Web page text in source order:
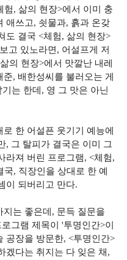
험, 삶의 현장>에서 이미 충
애쓰고, 쇳물과, 흙과 온갖
도 결국 <체험, 삶의 현장>
고 있노라면, 어설프게 저
의 현장>에서 맛깔난 내레
, 배한성씨를 불러오는 게
는 한데, 영 그 맛은 아닌
한 어설픈 웃기기 예능에
, 그 탈피가 결국은 이미 그
라져 버린 프로그램, <체험,
, 직장인을 상대로 한 예
이 되버리고 만다.
는 좋은데, 문득 질문을
그램 제목이 '투명인간>이
공장을 방문한, <투명인간>
겠다는 취지는 다 잊은 채,